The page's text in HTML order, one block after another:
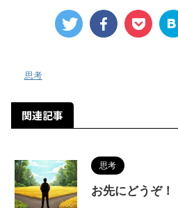
思考
関連記事
思考
お先にどうぞ！